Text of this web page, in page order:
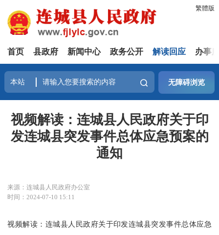
繁體版
首页 县政府 新闻中心 政务公开 解读回应 办事
无障碍浏览
视频解读：连城县人民政府关于印
发连城县突发事件总体应急预案的
通知
来源：连城县人民政府办公室
时间：2024-07-10 15:11
视频解读：连城县人民政府关于印发连城县突发事件总体应急